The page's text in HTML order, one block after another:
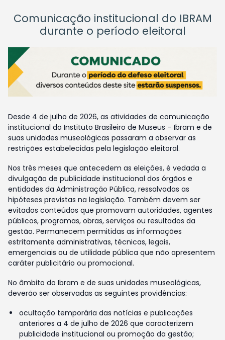
Comunicação institucional do IBRAM
durante o período eleitoral
Desde 4 de julho de 2026, as atividades de comunicação
institucional do Instituto Brasileiro de Museus – Ibram e de
suas unidades museológicas passaram a observar as
restrições estabelecidas pela legislação eleitoral.
Nos três meses que antecedem as eleições, é vedada a
divulgação de publicidade institucional dos órgãos e
entidades da Administração Pública, ressalvadas as
hipóteses previstas na legislação. Também devem ser
evitados conteúdos que promovam autoridades, agentes
públicos, programas, obras, serviços ou resultados da
gestão. Permanecem permitidas as informações
estritamente administrativas, técnicas, legais,
emergenciais ou de utilidade pública que não apresentem
caráter publicitário ou promocional.
No âmbito do Ibram e de suas unidades museológicas,
deverão ser observadas as seguintes providências:
ocultação temporária das notícias e publicações
anteriores a 4 de julho de 2026 que caracterizem
publicidade institucional ou promoção da gestão;